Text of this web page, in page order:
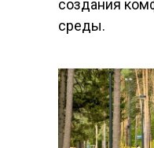
создания
среды.